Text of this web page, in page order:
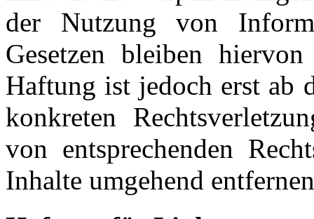
der Nutzung von
Gesetzen bleiben
Haftung ist jedoch erst ab
konkreten
von entsprechenden
Inhalte umgehend